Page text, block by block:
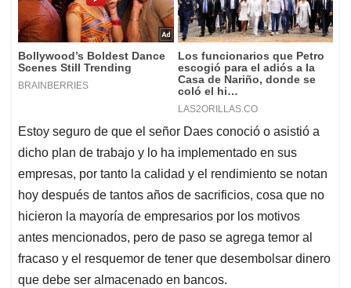
Estoy seguro de que el señor Daes conoció o asistió a
dicho plan de trabajo y lo ha implementado en sus
empresas, por tanto la calidad y el rendimiento se notan
hoy después de tantos años de sacrificios, cosa que no
hicieron la mayoría de empresarios por los motivos
antes mencionados, pero de paso se agrega temor al
fracaso y el resquemor de tener que desembolsar dinero
que debe ser almacenado en bancos.